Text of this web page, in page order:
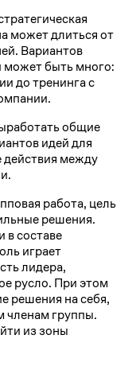
может длиться от
Вариантов
может быть много:
до тренинга с
общие
идей для
действия между
работа, цель
решения.
в составе
играет
лидера,
русло. При этом
решения на себя,
членам группы.
из зоны